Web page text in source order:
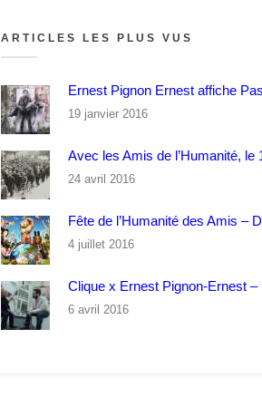
ARTICLES LES PLUS VUS
Ernest Pignon Ernest affiche
19 janvier 2016
Avec les Amis de l’Humanité, le
24 avril 2016
Fête de l’Humanité des Amis –
4 juillet 2016
Clique x Ernest Pignon-Ernest
6 avril 2016